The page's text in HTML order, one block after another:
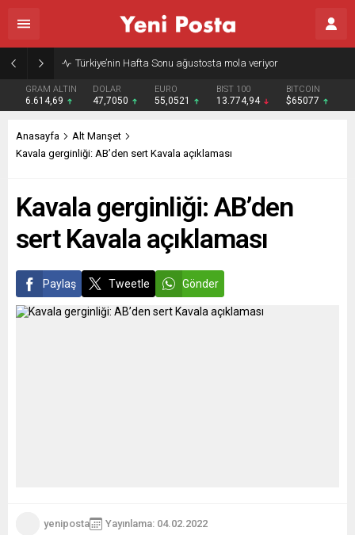
Türkiye’nin Hafta Sonu ağustosta mola veriyor
GRAM ALTIN
6.614,69
DOLAR
47,7050
EURO
55,0521
BIST 100
13.774,94
BITCOIN
$65077
Anasayfa
Alt Manşet
Kavala gerginliği: AB’den sert Kavala açıklaması
Kavala gerginliği: AB’den
sert Kavala açıklaması
Paylaş Tweetle Gönder
yeniposta
Yayınlama: 04.02.2022